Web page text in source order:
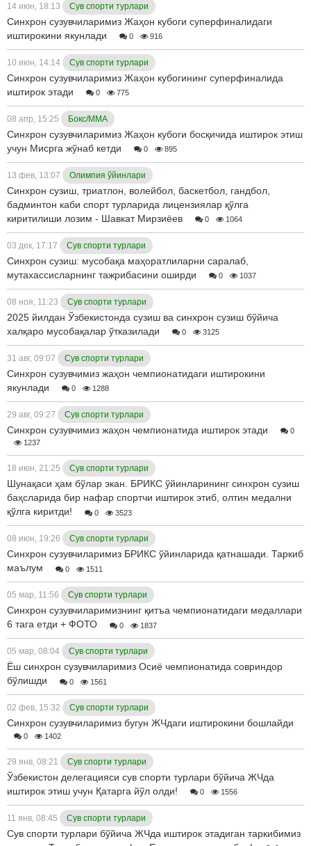
14 июн, 18:13 Сув спорти турлари
Синхрон сузувчиларимиз Жаҳон кубоги суперфиналидаги
иштирокини якунлади
0 916
10 июн, 14:14 Сув спорти турлари
Синхрон сузувчиларимиз Жаҳон кубогининг суперфиналида
иштирок этади
0 775
08 апр, 15:25 Бокс/ММА
Синхрон сузувчиларимиз Жаҳон кубоги босқичида иштирок этиш
учун Мисрга жўнаб кетди
0 895
13 фев, 13:07 Олимпия ўйинлари
Синхрон сузиш, триатлон, волейбол, баскетбол, гандбол,
бадминтон каби спорт турларида лицензиялар қўлга
киритилиши лозим - Шавкат Мирзиёев
0 1064
03 дек, 17:17 Сув спорти турлари
Синхрон сузиш: мусобақа маҳоратлиларни саралаб,
мутахассисларнинг тажрибасини оширди
0 1037
08 ноя, 11:23 Сув спорти турлари
2025 йилдан Ўзбекистонда сузиш ва синхрон сузиш бўйича
халқаро мусобақалар ўтказилади
0 3125
31 авг, 09:07 Сув спорти турлари
Синхрон сузувчимиз жаҳон чемпионатидаги иштирокини
якунлади
0 1288
29 авг, 09:27 Сув спорти турлари
Синхрон сузувчимиз жаҳон чемпионатида иштирок этади
0
1237
18 июн, 21:25 Сув спорти турлари
Шунақаси ҳам бўлар экан. БРИКС ўйинларининг синхрон сузиш
баҳсларида бир нафар спортчи иштирок этиб, олтин медални
қўлга киритди!
0 3523
08 июн, 19:26 Сув спорти турлари
Синхрон сузувчиларимиз БРИКС ўйинларида қатнашади. Таркиб
маълум
0 1511
05 мар, 11:56 Сув спорти турлари
Синхрон сузувчиларимизнинг қитъа чемпионатидаги медаллари
6 тага етди + ФОТО
0 1837
05 мар, 08:04 Сув спорти турлари
Ёш синхрон сузувчиларимиз Осиё чемпионатида совриндор
бўлишди
0 1561
02 фев, 15:32 Сув спорти турлари
Синхрон сузувчиларимиз бугун ЖЧдаги иштирокини бошлайди
0 1402
29 янв, 08:21 Сув спорти турлари
Ўзбекистон делегацияси сув спорти турлари бўйича ЖЧда
иштирок этиш учун Қатарга йўл олди!
0 1556
11 янв, 08:45 Сув спорти турлари
Сув спорти турлари бўйича ЖЧда иштирок этадиган таркибимиз